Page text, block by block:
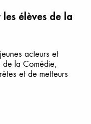
les élèves de la
acteurs et
de la Comédie,
et de metteurs